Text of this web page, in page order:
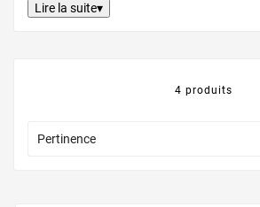
Lire la suite▾
4 produits
Pertinence